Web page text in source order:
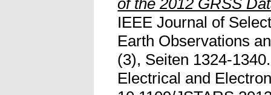
of the 2012 GRSS
IEEE Journal of
Earth Observations
(3), Seiten 1324-
Electrical and